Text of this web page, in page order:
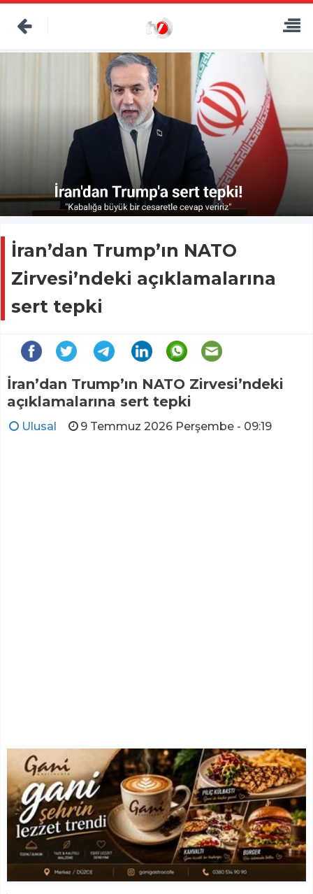
İran’dan Trump’ın NATO
Zirvesi’ndeki açıklamalarına
sert tepki
İran’dan Trump’ın NATO Zirvesi’ndeki
açıklamalarına sert tepki
Ulusal 9 Temmuz 2026 Perşembe - 09:19